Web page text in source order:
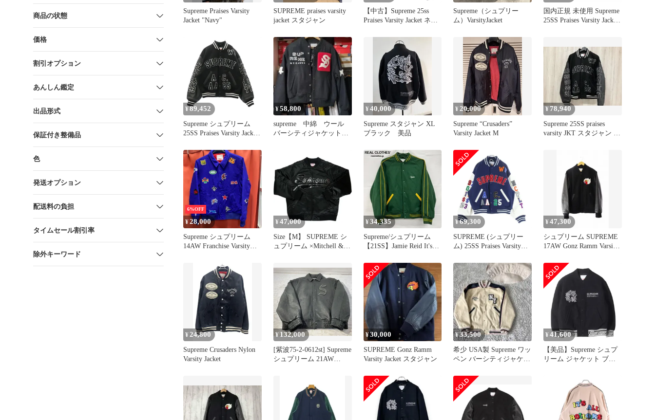
商品の状態
価格
割引オプション
あんしん鑑定
出品形式
保証付き整備品
色
発送オプション
配送料の負担
タイムセール割引率
除外キーワード
Supreme Praises Varsity
Jacket "Navy"
SUPREME praises varsity
jacket スタジャン
【中古】Supreme 25ss
Praises Varsity Jacket ネイ
ム[24]
Supreme（シュプリー
ム）VarsityJacket
国内正規 未使用 Supreme
25SS Praises Varsity Jacket
ュプリーム グリーン L
（4211M）
¥89,452
Supreme シュプリーム
25SS Praises Varsity Jacket
ゴワッペン スタジャン
ジャケット ブラック系
S【極上美品】【中古】
¥58,800
supreme 中綿 ウール
バーシティジャケット
¥40,000
Supreme スタジャン XL
ブラック 美品
¥ 20,000
Supreme “Crusaders”
Varsity Jacket M
¥ 78,940
Supreme 25SS praises
varsity JKT スタジャン シ
6%OFF
¥28,000
Supreme シュプリーム
14AW Franchise Varsity
ケット アウター ワッ
ペン ブルー系 M
¥ 47,000
Size【M】 SUPREME シ
ュプリーム ×Mitchell &
ット 黒 【中古品-非常に
良い】 30011844
¥34,335
Supreme/シュプリーム
【21SS】Jamie Reid It's
ジェイミー リード バー
シティ ジャケット/ダー
クグリーン/L
¥69,300
SUPREME (シュプリー
ム) 25SS Praises Varsity
ケット ネイビー
¥47,300
シュプリーム SUPREME
17AW Gonz Ramm Varsity
バックロゴ刺繍 ヴァーシ
ティ ジャケット スタジ
ャン ブルゾン M 黒 ブラ
ック ブランド古着ベクト
ル 中古 260224
¥ 24,800
Supreme Crusaders Nylon
Varsity Jacket
¥132,000
[紫波75-2-0612st] Supreme
シュプリーム 21AW
ージャケット L[中古] [メ
¥30,000
SUPREME Gonz Ramm
Varsity Jacket スタジャン
¥33,500
希少 USA製 Supreme ワッ
ペン バーシティジャケッ
¥ 41,600
【美品】Supreme シュプ
リーム ジャケット ブラ
メルトン バーシティジャ
ケット / スタジャン
(Support Unit Varsity
Jacket)【メンズ】【中